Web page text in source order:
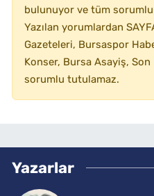
bulunuyor ve tüm
Yazılan yorumlardan
Gazeteleri, Bursaspor
Konser, Bursa Asayiş,
sorumlu tutulamaz.
Yazarlar